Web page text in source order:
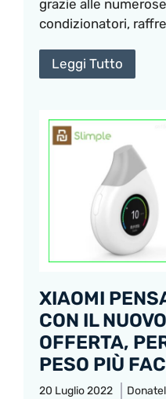
grazie alle
condizionatori,
Leggi Tutto
XIAOMI
CON IL
OFFERTA,
PESO PIÙ
20 Luglio 2022